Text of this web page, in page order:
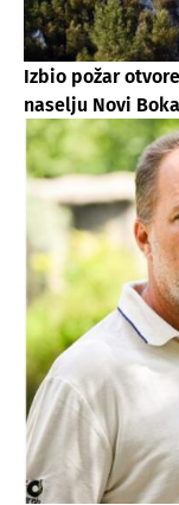
Izbio požar
naselju Novi